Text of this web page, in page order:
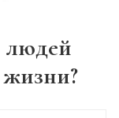
людей